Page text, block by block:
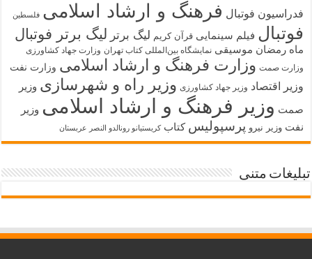
فدراسیون فوتبال فرهنگ و ارشاد اسلامی فلسطین
فوتبال فیلم سینمایی قرآن کریم لیگ برتر لیگ برتر فوتبال
ماه رمضان موسیقی نمایشگاه بین‌المللی کتاب تهران وزارت جهاد کشاورزی
وزارت صمت وزارت فرهنگ و ارشاد اسلامی وزارت نفت
وزیر اقتصاد وزیر جهاد کشاورزی وزیر راه و شهرسازی وزیر
صمت وزیر فرهنگ و ارشاد اسلامی وزیر
نفت وزیر نیرو پرسپولیس کتاب کریستیانو رونالدو النصر عربستان
تبلیغات متنی